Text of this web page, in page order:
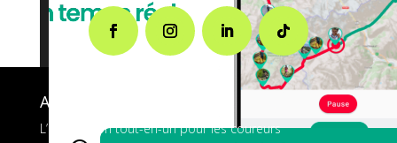
A propos de FMS
L’application tout-en-un pour les coureurs